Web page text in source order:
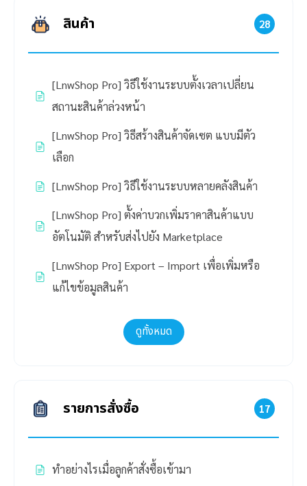
สินค้า 28
[LnwShop Pro] วิธีใช้งานระบบตั้งเวลาเปลี่ยน
สถานะสินค้าล่วงหน้า
[LnwShop Pro] วิธีสร้างสินค้าจัดเซต แบบมีตัว
เลือก
[LnwShop Pro] วิธีใช้งานระบบหลายคลังสินค้า
[LnwShop Pro] ตั้งค่าบวกเพิ่มราคาสินค้าแบบ
อัตโนมัติ สำหรับส่งไปยัง Marketplace
[LnwShop Pro] Export – Import เพื่อเพิ่มหรือ
แก้ไขข้อมูลสินค้า
ดูทั้งหมด
รายการสั่งซื้อ 17
ทำอย่างไรเมื่อลูกค้าสั่งซื้อเข้ามา